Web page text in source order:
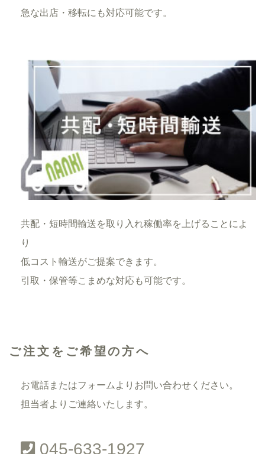
急な出店・移転にも対応可能です。
共配・短時間輸送を取り入れ稼働率を上げることによ
り
低コスト輸送がご提案できます。
引取・保管等こまめな対応も可能です。
ご注文をご希望の方へ
お電話またはフォームよりお問い合わせください。
担当者よりご連絡いたします。
045-633-1927